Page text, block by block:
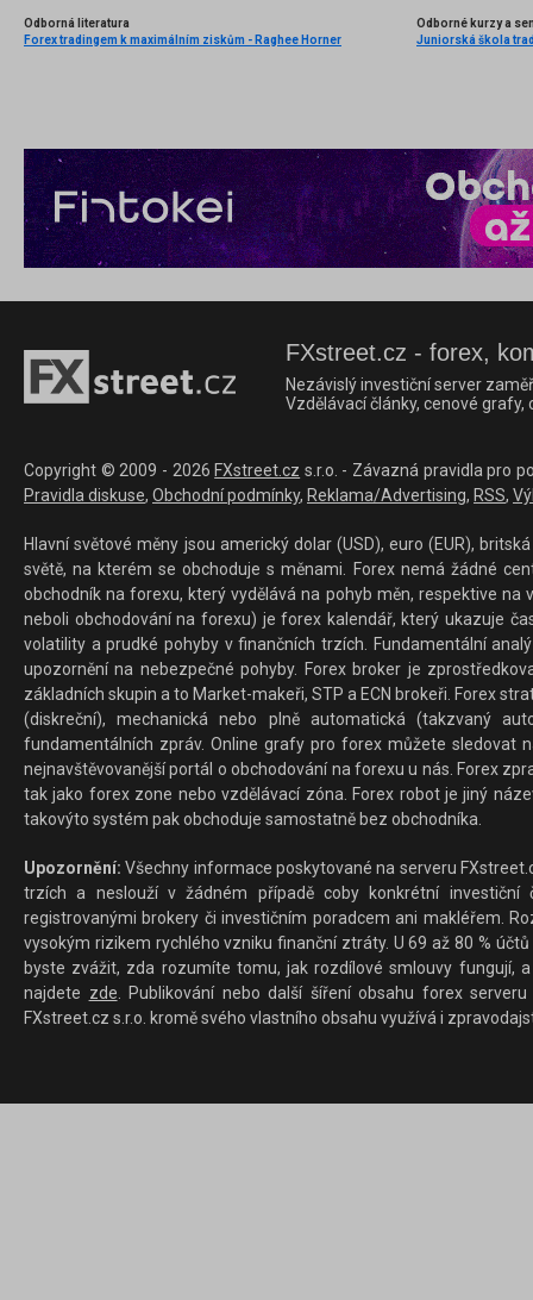
Odborná literatura
Forex tradingem k maximálním ziskům - Raghee Horner
Odborné kurzy a
Juniorská škola
FXstreet.cz - forex,
Nezávislý investiční server
Vzdělávací články, cenové
Copyright © 2009 - 2026 FXstreet.cz s.r.o. - Závazná pravidla pro
Pravidla diskuse, Obchodní podmínky, Reklama/Advertising, RSS,
Hlavní světové měny jsou americký dolar (USD), euro (EUR),
světě, na kterém se obchoduje s měnami. Forex nemá žádné
obchodník na forexu, který vydělává na pohyb měn, respektive
neboli obchodování na forexu) je forex kalendář, který ukazuje
volatility a prudké pohyby v finančních trzích. Fundamentální
upozornění na nebezpečné pohyby. Forex broker je
základních skupin a to Market-makeři, STP a ECN brokeři. Forex
(diskreční), mechanická nebo plně automatická (takzvaný
fundamentálních zpráv. Online grafy pro forex můžete sledovat
nejnavštěvovanější portál o obchodování na forexu u nás. Forex
tak jako forex zone nebo vzdělávací zóna. Forex robot je jiný
takovýto systém pak obchoduje samostatně bez obchodníka.
Upozornění: Všechny informace poskytované na serveru
trzích a neslouží v žádném případě coby konkrétní investiční
registrovanými brokery či investičním poradcem ani makléřem.
vysokým rizikem rychlého vzniku finanční ztráty. U 69 až 80 %
byste zvážit, zda rozumíte tomu, jak rozdílové smlouvy fungují,
najdete zde. Publikování nebo další šíření obsahu forex
FXstreet.cz s.r.o. kromě svého vlastního obsahu využívá i